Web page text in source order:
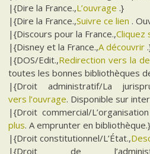
|{Dire la France.,L’ouvrage .}
|{Dire la France.,Suivre ce lien .
|{Discours pour la France.,Cliquez
|{Disney et la France.,A découvrir
|{DOS/Edit.,Redirection vers la
toutes les bonnes bibliothèques
|{Droit administratif/La
vers l’ouvrage. Disponible sur
|{Droit commercial/
plus. A emprunter en bibliothèque.}
|{Droit constitutionnel/L’État.,
|{Droit de